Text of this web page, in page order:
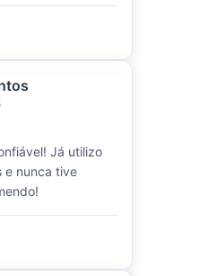
Já utilizo
e nunca tive